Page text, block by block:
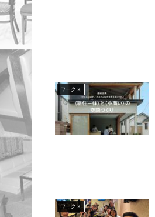
ワークス
ワークス